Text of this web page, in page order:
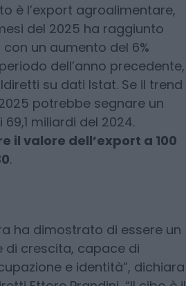
è l’export agroalimentare,
del 2025 ha raggiunto
un aumento del 6%
dell’anno precedente,
su dati Istat. Se il trend
potrebbe segnare un
miliardi del 2024.
il valore dell’export a 100
.
ha dimostrato di essere un
di crescita, capace di
e identità”, dichiara